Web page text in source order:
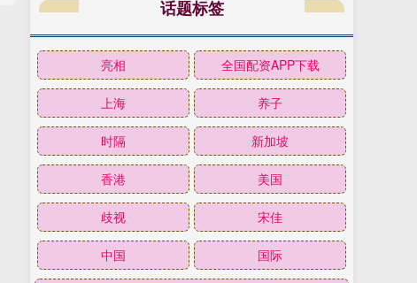
话题标签
亮相 全国配资APP下载
上海 养子
时隔 新加坡
香港 美国
歧视 宋佳
中国 国际